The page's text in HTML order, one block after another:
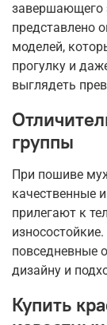
завершающего
представлено
моделей,
прогулку и
выглядеть
группы
При пошиве
качественные
прилегают к
повседневные
дизайну и
Купить